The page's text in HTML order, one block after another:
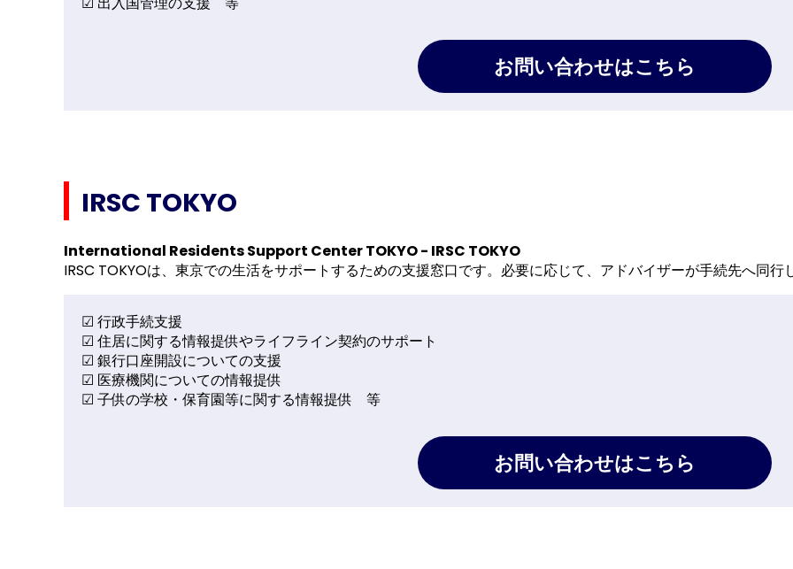
お問い合わせはこちら
IRSC TOKYO
International Residents Support Center TOKYO - IRSC TOKYO
IRSC TOKYOは、東京での生活をサポートするための支援窓口です。必要に応じて、アドバイザーが手続先へ同行
☑ 行政手続支援
☑ 住居に関する情報提供やライフライン契約のサポート
☑ 銀行口座開設についての支援
☑ 医療機関についての情報提供
☑ 子供の学校・保育園等に関する情報提供 等
お問い合わせはこちら